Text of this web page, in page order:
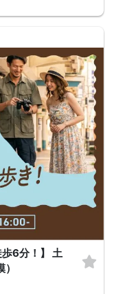
歩6分！】 土